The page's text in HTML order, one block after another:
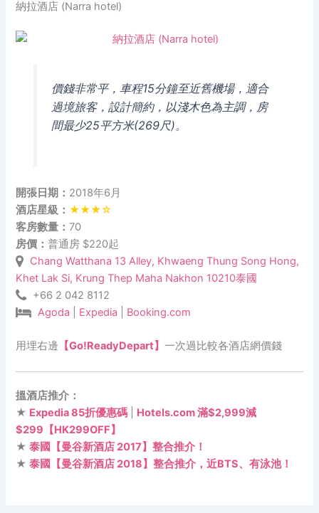
納拉酒店 (Narra hotel)
價錢非常平，車程15分鐘至近舊機場，適合
過境旅客，設計簡約，以淺木色為主調，房
間最少25平方米(269尺)。
開張日期： 2018年6月
酒店星級： ★★★☆
客房數量： 70
房價：普通房 $220起
Chang Watthana 13 Alley, Khwaeng Thung Song Hong,
Khet Lak Si, Krung Thep Maha Nakhon 10210泰國
+66 2 042 8112
Agoda
Expedia Booking.com
用埋右邊 【Go!ReadyDepart】一次過比較各酒店網價錢
搵酒店推介：
★ Expedia 85折優惠碼
Hotels.com 滿$2,999減
$299【HK299OFF】
★泰國【曼谷新酒店 2017】整合推介！
★泰國【曼谷新酒店 2018】整合推介，近BTS、有泳池！